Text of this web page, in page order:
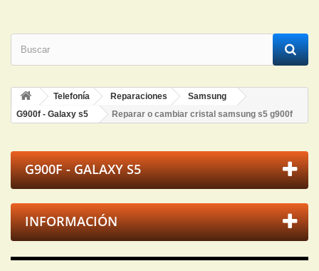
Telefonía Reparaciones
Samsung
G900f - Galaxy s5
Reparar o cambiar cristal samsung s5 g900f
G900F - GALAXY S5
INFORMACIÓN